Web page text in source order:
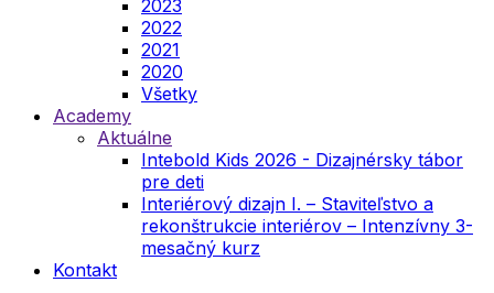
2023
2022
2021
2020
Všetky
Academy
Aktuálne
Intebold Kids 2026 - Dizajnérsky tábor
pre deti
Interiérový dizajn I. – Staviteľstvo a
rekonštrukcie interiérov – Intenzívny 3-
mesačný kurz
Kontakt